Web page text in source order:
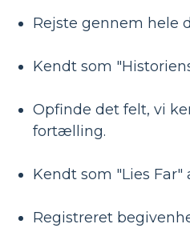
Rejste gennem hele
Kendt som
Opfinde det felt, vi
fortælling.
Kendt som "Lies Far"
Registreret